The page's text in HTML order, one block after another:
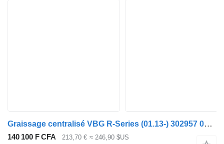
Graissage centralisé VBG R-Series (01.13-) 302957 07-113000 pour tracteur routier Scania P,G,R,T-series (2004-2017)
140 100 F CFA 213,70 € ≈ 246,90 $US